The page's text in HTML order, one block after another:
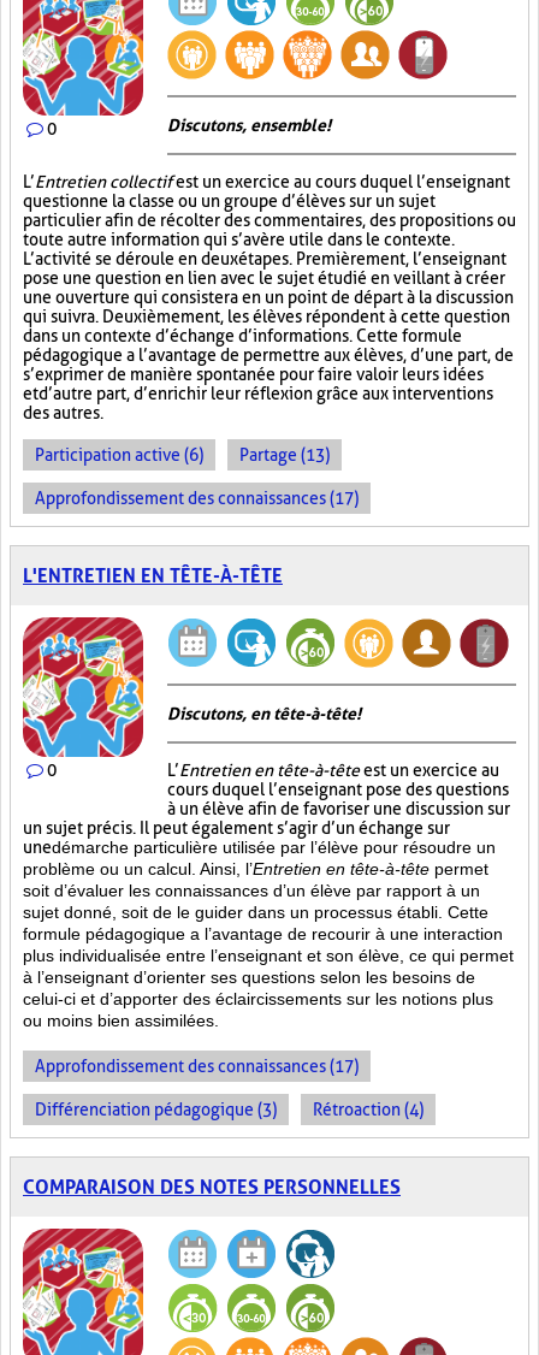
0 Discutons, ensemble!
L’Entretien collectifest un exercice au cours duquel l’enseignant
questionne la classe ou un groupe d’élèves sur un sujet
particulier afin de récolter des commentaires, des propositions ou
toute autre information qui s’avère utile dans le contexte.
L’activité se déroule en deux étapes. Premièrement, l’enseignant
pose une question en lien avec le sujet étudié en veillant à créer
une ouverture qui consistera en un point de départ à la discussion
qui suivra. Deuxièmement, les élèves répondent à cette question
dans un contexte d’échange d’informations. Cette formule
pédagogique a l’avantage de permettre aux élèves, d’une part, de
s’exprimer de manière spontanée pour faire valoir leurs idées
et d’autre part, d’enrichir leur réflexion grâce aux interventions
des autres.
Participation active (6) Partage (13)
Approfondissement des connaissances (17)
L'ENTRETIEN EN TÊTE-À-TÊTE
0
Discutons, en tête-à-tête!
L’Entretien en tête-à-têteest un exercice au
cours duquel l’enseignant pose des questions
à un élève afin de favoriser une discussion sur
un sujet précis. Il peut également s’agir d’un échange sur
unedémarche particulière utilisée par l’élève pour résoudre un
problème ou un calcul. Ainsi, l’Entretien en tête-à-tête permet
soit d’évaluer les connaissances d’un élève par rapport à un
sujet donné, soit de le guider dans un processus établi. Cette
formule pédagogique a l’avantage de recourir à une interaction
plus individualisée entre l’enseignant et son élève, ce qui permet
à l’enseignant d’orienter ses questions selon les besoins de
celui-ci et d’apporter des éclaircissements sur les notions plus
ou moins bien assimilées.
Approfondissement des connaissances (17)
Différenciation pédagogique (3) Rétroaction (4)
COMPARAISON DES NOTES PERSONNELLES